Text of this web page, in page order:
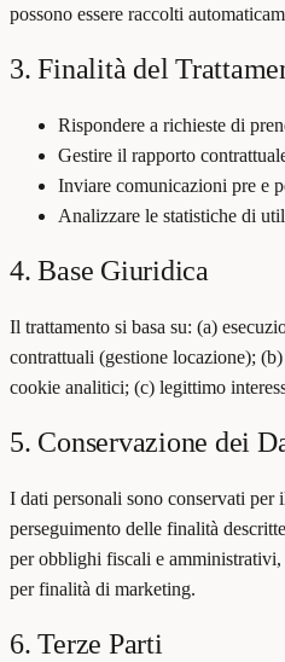
possono essere raccolti
3. Finalità del
Rispondere a richieste di
Gestire il rapporto
Inviare comunicazioni pre e
Analizzare le statistiche di
4. Base Giuridica
Il trattamento si basa su: (a)
contrattuali (gestione locazione);
cookie analitici; (c) legittimo
5. Conservazione dei
I dati personali sono conservati per
perseguimento delle finalità
per obblighi fiscali e
per finalità di marketing.
6. Terze Parti